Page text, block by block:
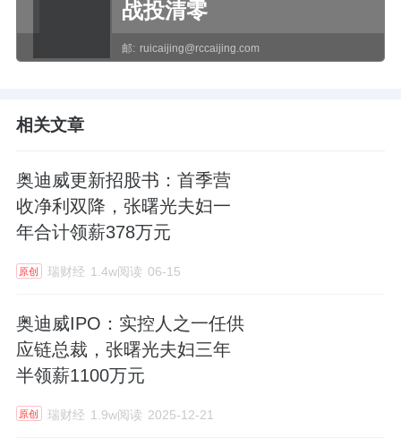
战投清零
邮: ruicaijing@rccaijing.com
相关文章
奥迪威更新招股书：首季营
收净利双降，张曙光夫妇一
年合计领薪378万元
原创 瑞财经 1.4w阅读 06-15
奥迪威IPO：实控人之一任供
应链总裁，张曙光夫妇三年
半领薪1100万元
原创 瑞财经 1.9w阅读 2025-12-21